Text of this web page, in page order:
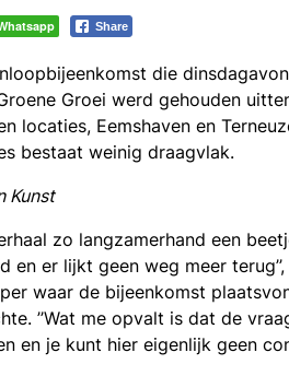
Share
die
Groei werd gehouden
locaties, Eemshaven en
bestaat weinig draagvlak.
Kunst
zo langzamerhand een
en er lijkt geen weg meer
waar de bijeenkomst
’’Wat me opvalt is dat de
en je kunt hier eigenlijk geen